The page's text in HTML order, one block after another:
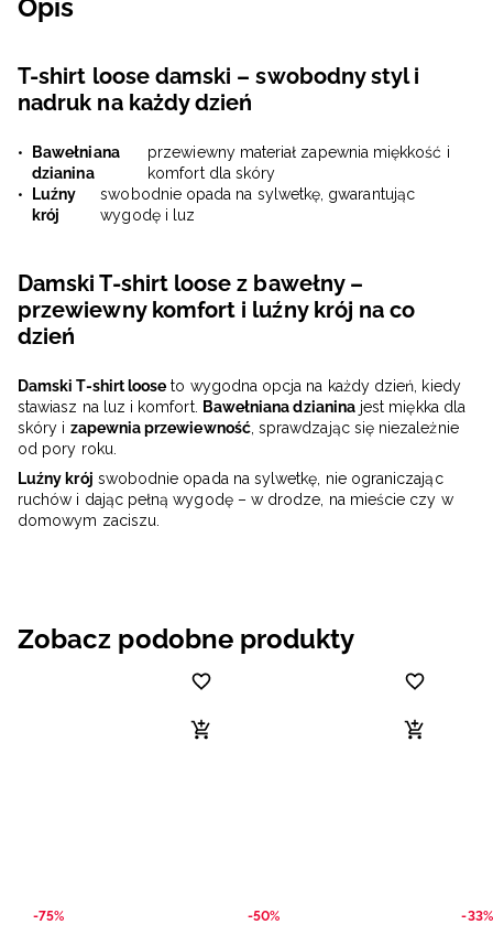
Opis
T-shirt loose damski – swobodny styl i
nadruk na każdy dzień
Bawełniana
dzianina
przewiewny materiał zapewnia miękkość i
komfort dla skóry
Luźny
krój
swobodnie opada na sylwetkę, gwarantując
wygodę i luz
Damski T-shirt loose z bawełny –
przewiewny komfort i luźny krój na co
dzień
Damski T-shirt loose to wygodna opcja na każdy dzień, kiedy
stawiasz na luz i komfort. Bawełniana dzianinajest miękka dla
skóry i zapewnia przewiewność, sprawdzając się niezależnie
od pory roku.
Luźny krój swobodnie opada na sylwetkę, nie ograniczając
ruchów i dając pełną wygodę – w drodze, na mieście czy w
domowym zaciszu.
Zobacz podobne produkty
-75% -50% -33%